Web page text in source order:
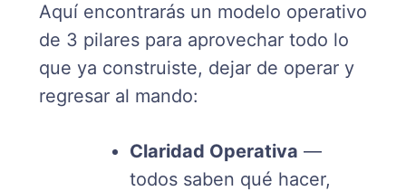
Aquí encontrarás un modelo operativo
de 3 pilares para aprovechar todo lo
que ya construiste, dejar de operar y
regresar al mando:
Claridad Operativa —
todos saben qué hacer,